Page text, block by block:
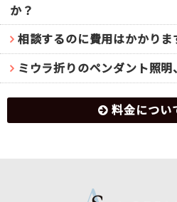
か？
相談するのに費用はかかりま
ミウラ折りのペンダント照明
料金につい